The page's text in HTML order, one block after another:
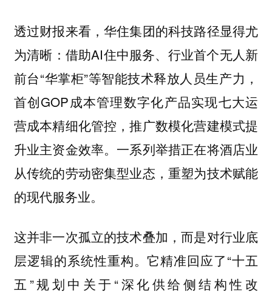
透过财报来看，华住集团的科技路径显得尤
为清晰：借助AI住中服务、行业首个无人新
前台“华掌柜”等智能技术释放人员生产力，
首创GOP成本管理数字化产品实现七大运
营成本精细化管控，推广数模化营建模式提
升业主资金效率。一系列举措正在将酒店业
从传统的劳动密集型业态，重塑为技术赋能
的现代服务业。
这并非一次孤立的技术叠加，而是对行业底
层逻辑的系统性重构。它精准回应了“十五
五”规划中关于“深化供给侧结构性改